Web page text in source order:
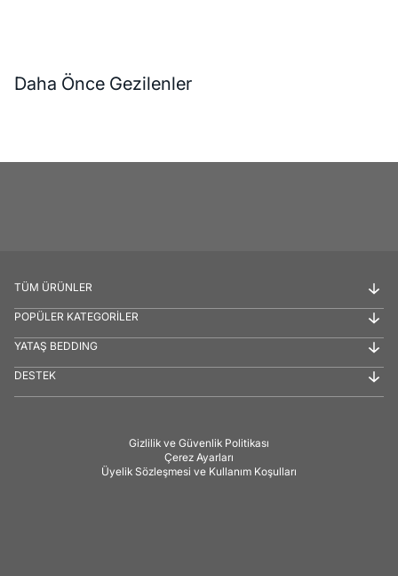
Daha Önce Gezilenler
TÜM ÜRÜNLER
POPÜLER KATEGORİLER
YATAŞ BEDDING
DESTEK
Gizlilik ve Güvenlik Politikası
Çerez Ayarları
Üyelik Sözleşmesi ve Kullanım Koşulları